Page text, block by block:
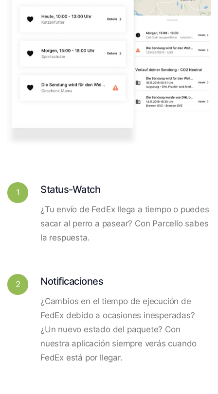
1 Status-Watch
¿Tu envío de FedEx llega a tiempo o puedes
sacar al perro a pasear? Con Parcello sabes
la respuesta.
2 Notificaciones
¿Cambios en el tiempo de ejecución de
FedEx debido a ocasiones inesperadas?
¿Un nuevo estado del paquete? Con
nuestra aplicación siempre verás cuando
FedEx está por llegar.